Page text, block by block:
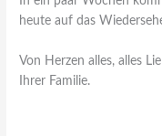
heute auf das
Von Herzen alles, alles
Ihrer Familie.